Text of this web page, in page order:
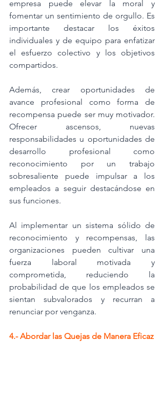
empresa puede elevar la moral y
fomentar un sentimiento de orgullo. Es
importante destacar los éxitos
individuales y de equipo para enfatizar
el esfuerzo colectivo y los objetivos
compartidos.
Además, crear oportunidades de
avance profesional como forma de
recompensa puede ser muy motivador.
Ofrecer ascensos, nuevas
responsabilidades u oportunidades de
desarrollo profesional como
reconocimiento por un trabajo
sobresaliente puede impulsar a los
empleados a seguir destacándose en
sus funciones.
Al implementar un sistema sólido de
reconocimiento y recompensas, las
organizaciones pueden cultivar una
fuerza laboral motivada y
comprometida, reduciendo la
probabilidad de que los empleados se
sientan subvalorados y recurran a
renunciar por venganza.
4.- Abordar las Quejas de Manera Eficaz